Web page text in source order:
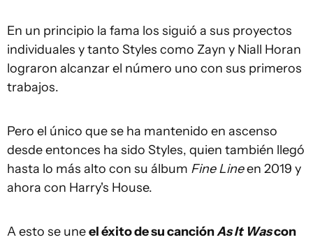
En un principio la fama los siguió a sus proyectos
individuales y tanto Styles como Zayn y Niall Horan
lograron alcanzar el número uno con sus primeros
trabajos.
Pero el único que se ha mantenido en ascenso
desde entonces ha sido Styles, quien también llegó
hasta lo más alto con su álbum Fine Lineen 2019 y
ahora con Harry's House.
A esto se uneel éxito de su canciónAs It Wascon